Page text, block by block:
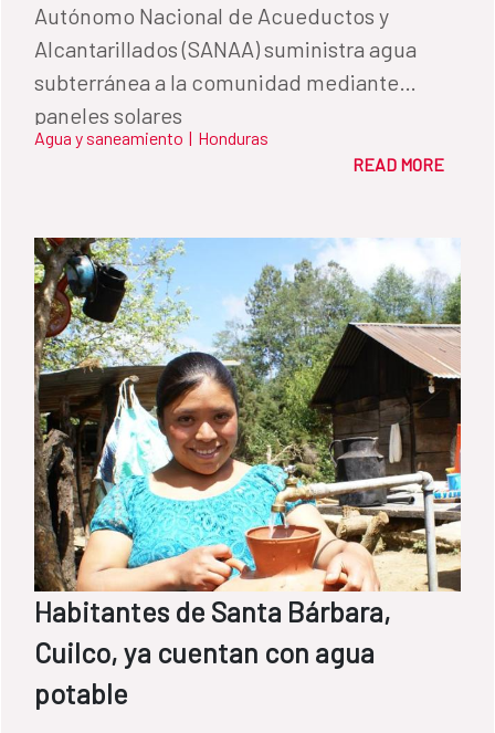
Autónomo Nacional de Acueductos y
Alcantarillados (SANAA) suministra agua
subterránea a la comunidad mediante
paneles solares
Agua y saneamiento | Honduras
READ MORE
Habitantes de Santa Bárbara,
Cuilco, ya cuentan con agua
potable